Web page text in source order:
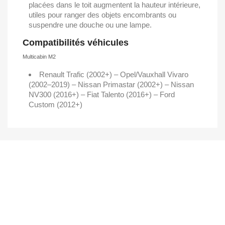
placées dans le toit augmentent la hauteur intérieure,
utiles pour ranger des objets encombrants ou
suspendre une douche ou une lampe.
Compatibilités véhicules
Multicabin M2
Renault Trafic (2002+) – Opel/Vauxhall Vivaro
(2002–2019) – Nissan Primastar (2002+) – Nissan
NV300 (2016+) – Fiat Talento (2016+) – Ford
Custom (2012+)